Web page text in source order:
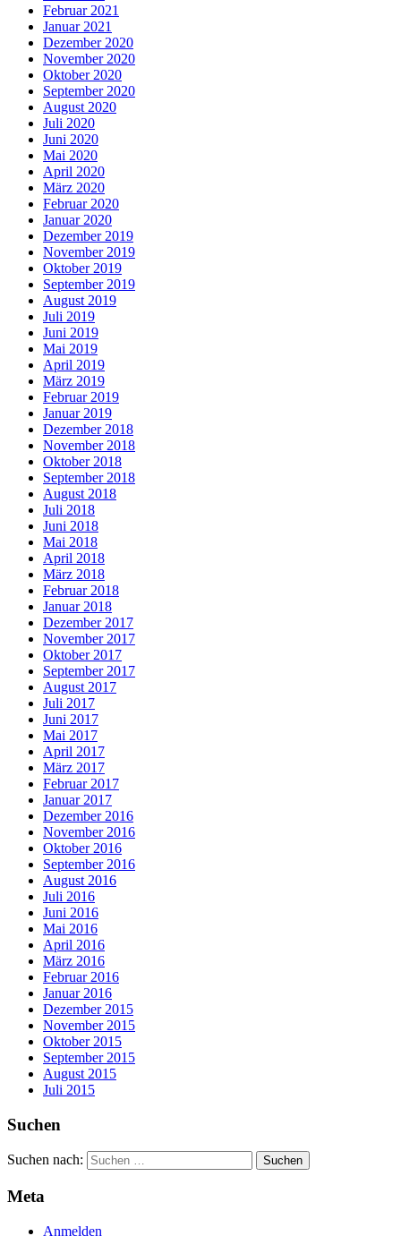
Februar 2021
Januar 2021
Dezember 2020
November 2020
Oktober 2020
September 2020
August 2020
Juli 2020
Juni 2020
Mai 2020
April 2020
März 2020
Februar 2020
Januar 2020
Dezember 2019
November 2019
Oktober 2019
September 2019
August 2019
Juli 2019
Juni 2019
Mai 2019
April 2019
März 2019
Februar 2019
Januar 2019
Dezember 2018
November 2018
Oktober 2018
September 2018
August 2018
Juli 2018
Juni 2018
Mai 2018
April 2018
März 2018
Februar 2018
Januar 2018
Dezember 2017
November 2017
Oktober 2017
September 2017
August 2017
Juli 2017
Juni 2017
Mai 2017
April 2017
März 2017
Februar 2017
Januar 2017
Dezember 2016
November 2016
Oktober 2016
September 2016
August 2016
Juli 2016
Juni 2016
Mai 2016
April 2016
März 2016
Februar 2016
Januar 2016
Dezember 2015
November 2015
Oktober 2015
September 2015
August 2015
Juli 2015
Suchen
Suchen nach:
Meta
Anmelden